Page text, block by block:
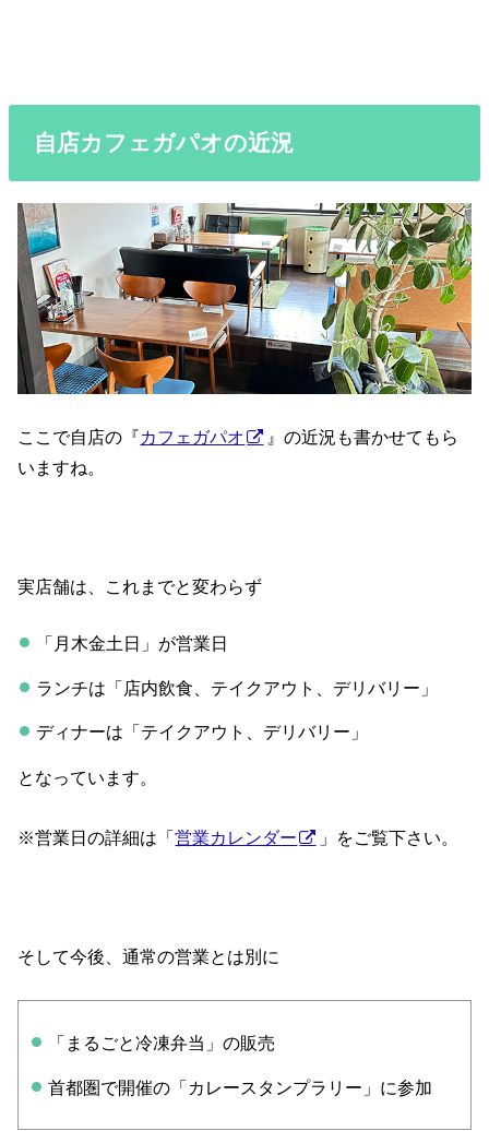
自店カフェガパオの近況
ここで自店の『カフェガパオ
』の近況も書かせてもら
いますね。
実店舗は、これまでと変わらず
「月木金土日」が営業日
ランチは「店内飲食、テイクアウト、デリバリー」
ディナーは「テイクアウト、デリバリー」
となっています。
※営業日の詳細は「営業カレンダー 」をご覧下さい。
そして今後、通常の営業とは別に
「まるごと冷凍弁当」の販売
首都圏で開催の「カレースタンプラリー」に参加